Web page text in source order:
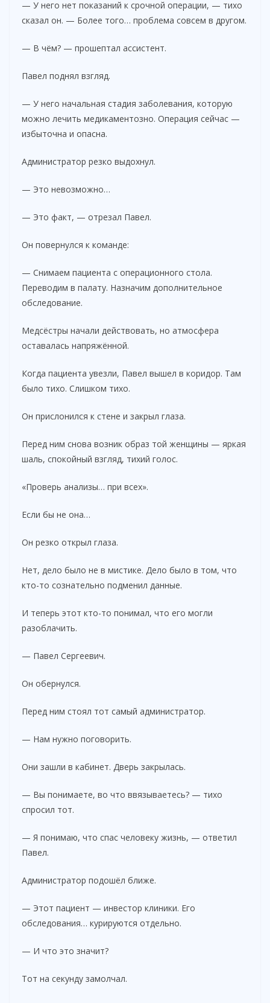
— У него нет показаний к срочной операции, — тихо
сказал он. — Более того… проблема совсем в другом.
— В чём? — прошептал ассистент.
Павел поднял взгляд.
— У него начальная стадия заболевания, которую
можно лечить медикаментозно. Операция сейчас —
избыточна и опасна.
Администратор резко выдохнул.
— Это невозможно…
— Это факт, — отрезал Павел.
Он повернулся к команде:
— Снимаем пациента с операционного стола.
Переводим в палату. Назначим дополнительное
обследование.
Медсёстры начали действовать, но атмосфера
оставалась напряжённой.
Когда пациента увезли, Павел вышел в коридор. Там
было тихо. Слишком тихо.
Он прислонился к стене и закрыл глаза.
Перед ним снова возник образ той женщины — яркая
шаль, спокойный взгляд, тихий голос.
«Проверь анализы… при всех».
Если бы не она…
Он резко открыл глаза.
Нет, дело было не в мистике. Дело было в том, что
кто-то сознательно подменил данные.
И теперь этот кто-то понимал, что его могли
разоблачить.
— Павел Сергеевич.
Он обернулся.
Перед ним стоял тот самый администратор.
— Нам нужно поговорить.
Они зашли в кабинет. Дверь закрылась.
— Вы понимаете, во что ввязываетесь? — тихо
спросил тот.
— Я понимаю, что спас человеку жизнь, — ответил
Павел.
Администратор подошёл ближе.
— Этот пациент — инвестор клиники. Его
обследования… курируются отдельно.
— И что это значит?
Тот на секунду замолчал.